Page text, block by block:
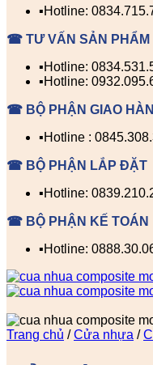
▪️Hotline:
☎ TƯ VẤN SẢN PHẨM
▪️Hotline:
▪️Hotline:
☎ BỘ PHẬN GIAO
▪️Hotline :
☎ BỘ PHẬN LẮP ĐẶT
▪️Hotline:
☎ BỘ PHẬN KẾ TOÁN
▪️Hotline:
Trang chủ / Cửa nhựa /